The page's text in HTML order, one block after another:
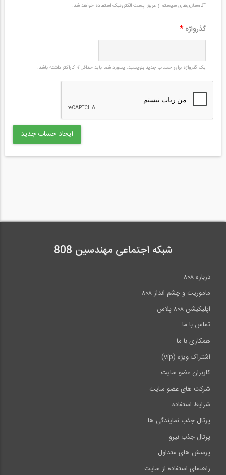
آگاه‌سازی‌های سیستم از طریق پست الکترونیک استفاده خواهد شد.
گذرواژه *
یک گذرواژه برای حساب جدید بنویسید. پسورد شما باید حداقل4 کاراکتر داشته باشد.
شبکه اجتماعی مهندسین 808
درباره ۸۰۸
ماموریت و چشم انداز ۸۰۸
اپلیکیشن ۸۰۸ پلاس
تماس با ما
همکاری با ما
اشتراک ویژه (vip)
کاربران عضو سایت
شرکت های عضو سایت
شرایط استفاده
پرتال جذب نمایندگی ها
پرتال جذب نیرو
پرسش های متداول
راهنمای استفاده از سایت